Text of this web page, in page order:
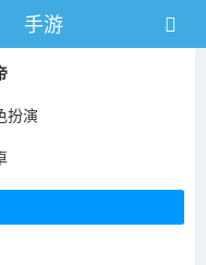
手游
扮演